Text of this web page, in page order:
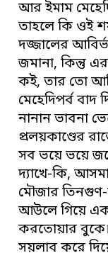
আর ইমাম
তাহলে কি ওই
দজ্জালের
জমানা, কিন্তু
কই, তার তো
মেহেদিপর্ব
নানান ভাবনা
প্রলয়কাণ্ডের
সব ভয়ে ভয়ে
দ্যাখে-কি,
মৌজার
আউলে গিয়ে এক
করতোয়ার
সয়লাব করে